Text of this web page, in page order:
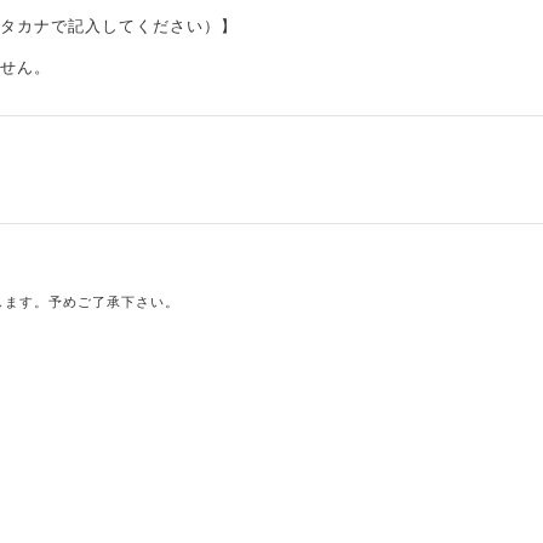
カナで記入してください）】
ん。
す。予めご了承下さい。